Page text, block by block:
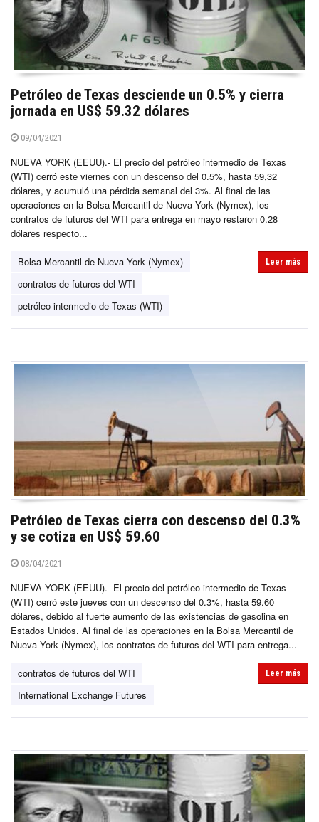
Petróleo de Texas desciende un 0.5% y cierra
jornada en US$ 59.32 dólares
09/04/2021
NUEVA YORK (EEUU).- El precio del petróleo intermedio de Texas
(WTI) cerró este viernes con un descenso del 0.5%, hasta 59,32
dólares, y acumuló una pérdida semanal del 3%. Al final de las
operaciones en la Bolsa Mercantil de Nueva York (Nymex), los
contratos de futuros del WTI para entrega en mayo restaron 0.28
dólares respecto...
Bolsa Mercantil de Nueva York (Nymex)
contratos de futuros del WTI
petróleo intermedio de Texas (WTI)
Leer más
Petróleo de Texas cierra con descenso del 0.3%
y se cotiza en US$ 59.60
08/04/2021
NUEVA YORK (EEUU).- El precio del petróleo intermedio de Texas
(WTI) cerró este jueves con un descenso del 0.3%, hasta 59.60
dólares, debido al fuerte aumento de las existencias de gasolina en
Estados Unidos. Al final de las operaciones en la Bolsa Mercantil de
Nueva York (Nymex), los contratos de futuros del WTI para entrega...
contratos de futuros del WTI
International Exchange Futures
Leer más